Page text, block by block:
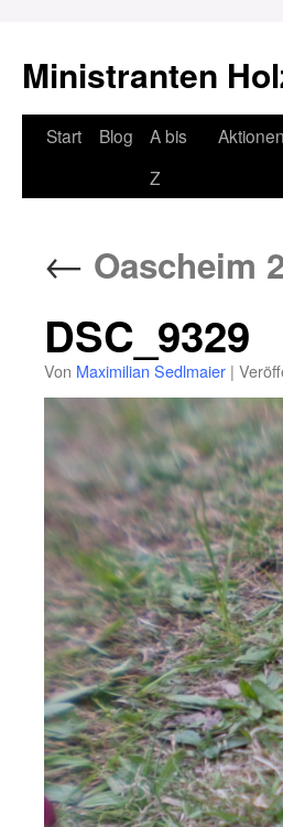
Ministranten
Zum
Start Blog
A bis
Z
Aktionen
← Oascheim
DSC_9329
Von Maximilian Sedlmaier |